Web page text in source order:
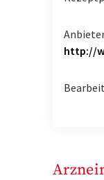
http://